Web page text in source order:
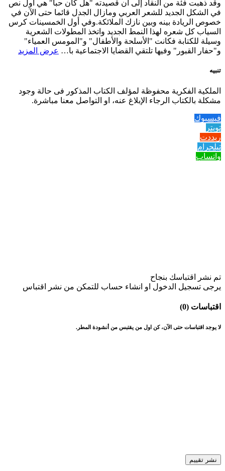
وقد ذهبت فئة من النقاد إلى أن قصيدته "هل كان حبا" هي أول نص
في الشكل الجديد للشعر العربي ومازال الجدل قائما حتى الآن في
خصوص الريادة بينه وبين نازك الملائكة.وفي أول الخمسينات كرس
السياب كل شعره لهذا النمط الجديد واتخذ المطولات الشعرية
وسيلة للكتابة فكانت "الأسلحة والأطفال" و"المومس العمياء"
و"حفار القبور" وفيها تلتقي القضايا الاجتماعية با… عرض المزيد
تنبيه
الملكية الفكرية محفوظة لمؤلف الكتاب المذكور فى حالة وجود
مشكلة بالكتاب الرجاء الإبلاغ عنه، او التواصل معنا مباشرة.
فيسبوك
تويتر
ريددت
تيلجرام
واتساب
تم نشر اقتباسك بنجاح
يرجى تسجيل الدخول او انشاء حساب للتمكن من نشر اقتباس
اقتباسات (0)
لا يوجد اقتباسات حتى الآن، كن اول من يقتبس من أنشودة المطر.
نشر تقييم